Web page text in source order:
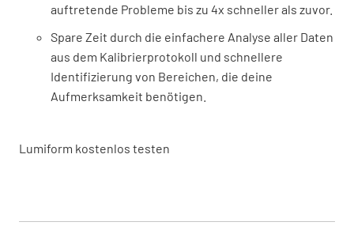
auftretende Probleme bis zu 4x schneller als zuvor.
Spare Zeit durch die einfachere Analyse aller Daten
aus dem Kalibrierprotokoll und schnellere
Identifizierung von Bereichen, die deine
Aufmerksamkeit benötigen.
Lumiform kostenlos testen